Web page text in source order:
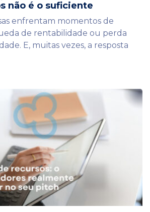
não é o suficiente
enfrentam momentos de
de rentabilidade ou perda
E, muitas vezes, a resposta